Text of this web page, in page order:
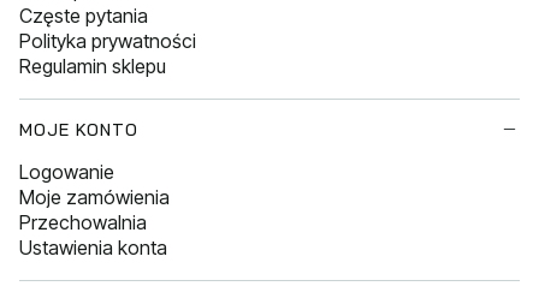
Częste pytania
Polityka prywatności
Regulamin sklepu
MOJE KONTO
Logowanie
Moje zamówienia
Przechowalnia
Ustawienia konta